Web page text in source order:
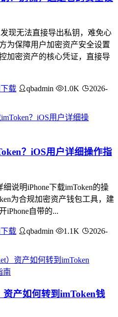
现无法直接导出私钥，难免心
为保障用户加密资产安全设置
加密资产的核心凭证，直接导
载 qbadmin 1.0K
2026-
？iOS用户详细操作指
说明iPhone下载imToken的操
为合规加密资产钱包工具，建
iPhone自带的...
载 qbadmin 1.1K
2026-
资产如何转到imToken钱